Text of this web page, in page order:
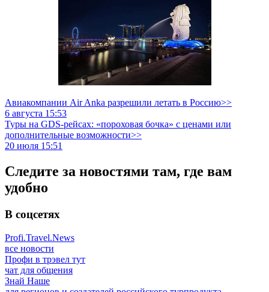
Авиакомпании Air Anka разрешили летать в Россию>>
6 августа 15:53
Туры на GDS-рейсах: «пороховая бочка» с ценами или
дополнительные возможности>>
20 июля 15:51
Следите за новостями там, где вам
удобно
В соцсетях
Profi.Travel.News
все новости
Профи в трэвел тут
чат для общения
Знай Наше